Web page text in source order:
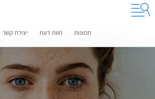
קומפרלי מסייעת לך לבחור רופאים מומלצים
תמונות חוות דעת יצירת קשר